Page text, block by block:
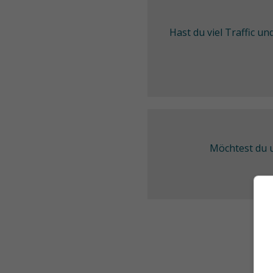
Hast du viel Traffic
Möchtest du